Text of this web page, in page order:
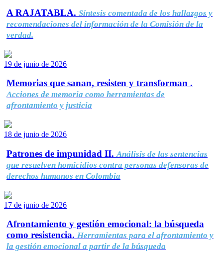
A RAJATABLA. Síntesis comentada de los hallazgos y
recomendaciones del información de la Comisión de la
verdad.
19 de junio de 2026
Memorias que sanan, resisten y transforman .
Acciones de memoria como herramientas de
afrontamiento y justicia
18 de junio de 2026
Patrones de impunidad II. Análisis de las sentencias
que resuelven homicidios contra personas defensoras de
derechos humanos en Colombia
17 de junio de 2026
Afrontamiento y gestión emocional: la búsqueda
como resistencia. Herramientas para el afrontamiento y
la gestión emocional a partir de la búsqueda